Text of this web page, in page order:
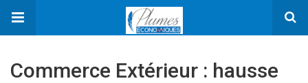
Commerce Extérieur : hausse